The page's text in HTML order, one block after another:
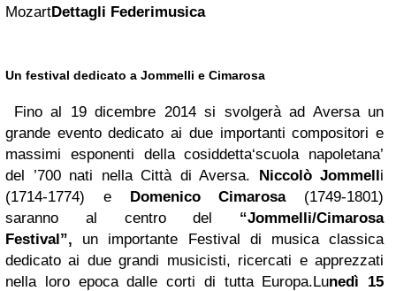
MozartDettagli Federimusica
Un festival dedicato a Jommelli e Cimarosa
Fino al 19 dicembre 2014 si svolgerà ad Aversa un
grande evento dedicato ai due importanti compositori e
massimi esponenti della cosiddetta‘scuola napoletana’
del ’700 nati nella Città di Aversa. Niccolò Jommelli
(1714-1774) e Domenico Cimarosa(1749-1801)
saranno al centro del “Jommelli/Cimarosa
Festival”, un importante Festival di musica classica
dedicato ai due grandi musicisti, ricercati e apprezzati
nella loro epoca dalle corti di tutta Europa.Lunedì 15